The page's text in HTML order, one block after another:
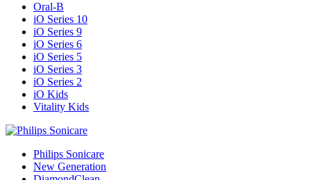
Oral-B
iO Series 10
iO Series 9
iO Series 6
iO Series 5
iO Series 3
iO Series 2
iO Kids
Vitality Kids
Philips Sonicare
New Generation